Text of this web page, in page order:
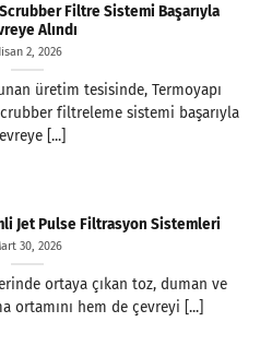
Filtre Sistemi Başarıyla
Alındı
2, 2026
üretim tesisinde, Termoyapı
filtreleme sistemi başarıyla
[...]
Jet Pulse Filtrasyon Sistemleri
30, 2026
ortaya çıkan toz, duman ve
ortamını hem de çevreyi [...]